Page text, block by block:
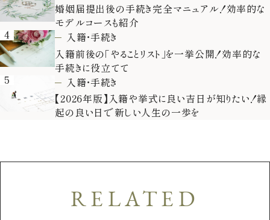
婚姻届提出後の手続き完全マニュアル！効率的な
モデルコースも紹介
4
入籍・手続き
入籍前後の「やることリスト」を一挙公開！効率的な
手続きに役立てて
5
入籍・手続き
【2026年版】入籍や挙式に良い吉日が知りたい！縁
起の良い日で新しい人生の一歩を
RELATED